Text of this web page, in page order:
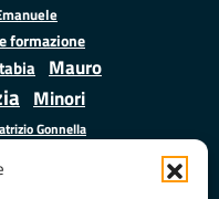
formazione
Mauro
Minori
Gonnella